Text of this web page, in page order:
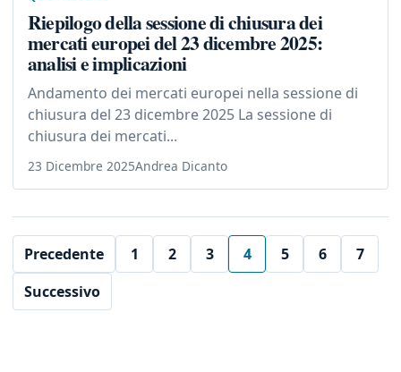
Riepilogo della sessione di chiusura dei
mercati europei del 23 dicembre 2025:
analisi e implicazioni
Andamento dei mercati europei nella sessione di
chiusura del 23 dicembre 2025 La sessione di
chiusura dei mercati...
23 Dicembre 2025Andrea Dicanto
Precedente 1 2 3 4 5 6
7
Successivo